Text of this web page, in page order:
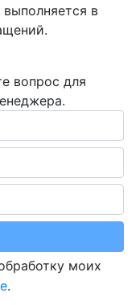
в
вопрос для
моих
.